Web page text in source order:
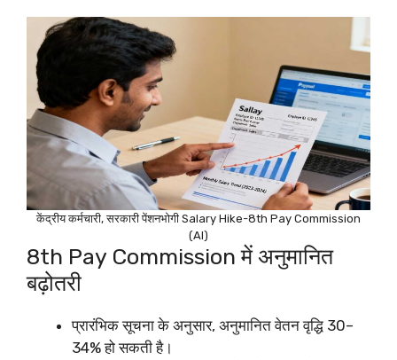
केंद्रीय कर्मचारी, सरकारी पेंशनभोगी Salary Hike-8th Pay Commission
(AI)
8th Pay Commission में अनुमानित
बढ़ोतरी
प्रारंभिक सूचना के अनुसार, अनुमानित वेतन वृद्धि 30–
34% हो सकती है।​